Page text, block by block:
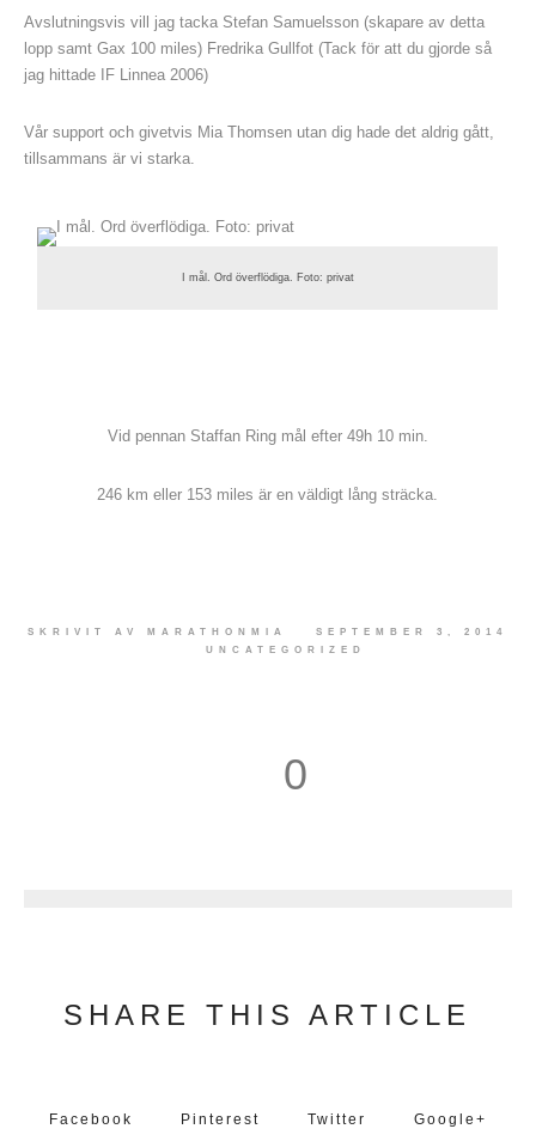
Avslutningsvis vill jag tacka Stefan Samuelsson (skapare av detta
lopp samt Gax 100 miles) Fredrika Gullfot (Tack för att du gjorde så
jag hittade IF Linnea 2006)
Vår support och givetvis Mia Thomsen utan dig hade det aldrig gått,
tillsammans är vi starka.
I mål. Ord överflödiga. Foto: privat
Vid pennan Staffan Ring mål efter 49h 10 min.
246 km eller 153 miles är en väldigt lång sträcka.
SKRIVIT AV MARATHONMIA
SEPTEMBER 3, 2014
UNCATEGORIZED
0
SHARE THIS ARTICLE
Facebook Pinterest Twitter Google+